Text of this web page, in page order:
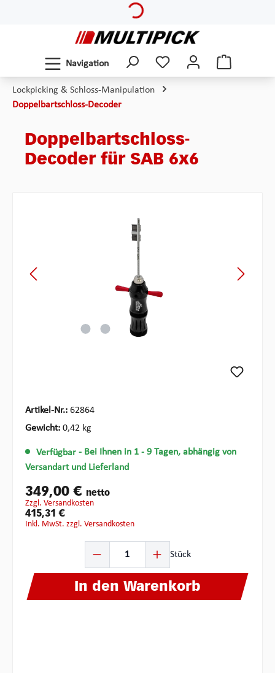
Navigation
Lockpicking & Schloss-Manipulation
Doppelbartschloss-Decoder
Doppelbartschloss-
Decoder für SAB 6x6
Artikel-Nr.: 62864
Gewicht: 0,42 kg
Verfügbar - Bei Ihnen in 1 - 9 Tagen, abhängig von
Versandart und Lieferland
349,00 € netto
zzgl. Versandkosten
415,31 €
inkl. MwSt. zzgl. Versandkosten
Stück
In den Warenkorb